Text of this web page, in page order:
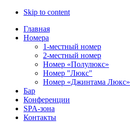
Skip to content
Главная
Номера
1-местный номер
2-местный номер
Номер «Полулюкс»
Номер "Люкс"
Номер «Джинтама Люкс»
Бар
Конференции
SPA-зона
Контакты